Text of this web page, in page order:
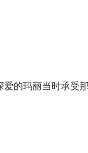
的玛丽当时承受